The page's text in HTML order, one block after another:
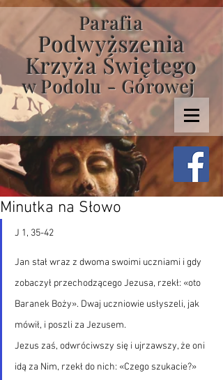
Parafia
Podwyższenia
Krzyża Świętego
w Podolu - Górowej
Minutka na Słowo
J 1, 35-42
Jan stał wraz z dwoma swoimi uczniami i gdy
zobaczył przechodzącego Jezusa, rzekł: «oto
Baranek Boży». Dwaj uczniowie usłyszeli, jak
mówił, i poszli za Jezusem.
Jezus zaś, odwróciwszy się i ujrzawszy, że oni
idą za Nim, rzekł do nich: «Czego szukacie?»